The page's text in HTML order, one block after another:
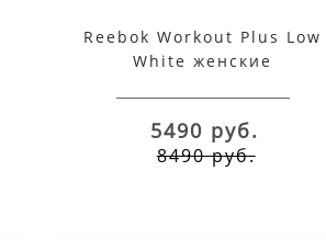
Reebok Workout Plus Low
White женские
5490 руб.
8490 руб.